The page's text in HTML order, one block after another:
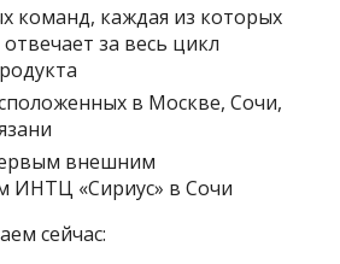
команд, каждая из которых
за весь цикл
в Москве, Сочи,
внешним
ИНТЦ «Сириус» в Сочи
сейчас: